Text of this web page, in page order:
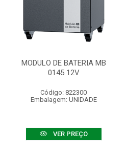
MODULO DE BATERIA MB
0145 12V
Código: 822300
Embalagem: UNIDADE
VER PREÇO